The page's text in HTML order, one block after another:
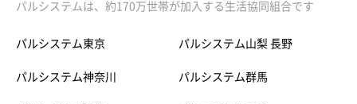
パルシステムは、約170万世帯が加入する生活協同組合です
パルシステム東京
パルシステム神奈川
パルシステム山梨 長野
パルシステム群馬